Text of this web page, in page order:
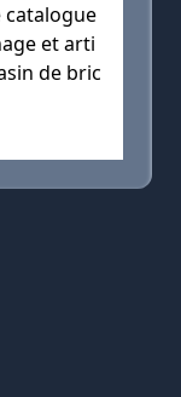
catalogue
et arti
de bric